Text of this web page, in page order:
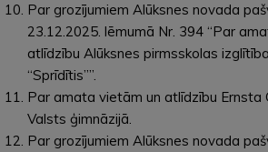
Par grozījumiem Alūksnes novada
23.12.2025. lēmumā Nr. 394 “Par
atlīdzību Alūksnes pirmsskolas
“Sprīdītis””.
Par amata vietām un atlīdzību Ernsta
Valsts ģimnāzijā.
Par grozījumiem Alūksnes novada